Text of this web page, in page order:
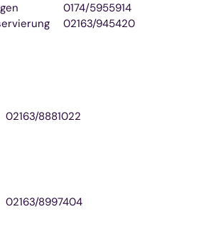
0174/5955914
02163/945420
02163/8881022
02163/8997404